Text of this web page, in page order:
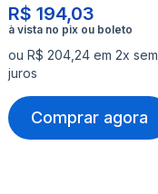
R$ 194,03
ou R$ 204,24 em 2x sem
juros
Comprar agora